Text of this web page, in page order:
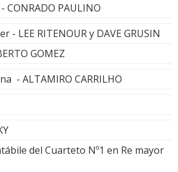
CONRADO PAULINO
- LEE RITENOUR y DAVE GRUSIN
GOMEZ
- ALTAMIRO CARRILHO
del Cuarteto Nº1 en Re mayor